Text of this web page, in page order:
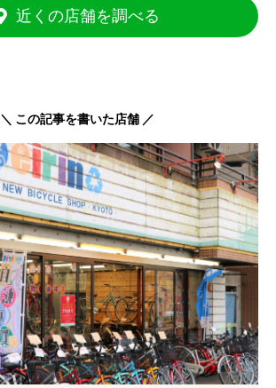
近くの店舗を調べる
＼ この記事を書いた店舗 ／